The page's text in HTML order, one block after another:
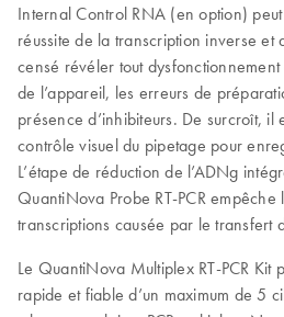
Internal Control RNA (en option)
réussite de la transcription inverse et
censé révéler tout
de l’appareil, les erreurs de
présence d’inhibiteurs. De surcroît, il
contrôle visuel du pipetage pour
L’étape de réduction de l’ADNg
QuantiNova Probe RT-PCR empêche
transcriptions causée par le transfert
Le QuantiNova Multiplex RT-PCR Kit
rapide et fiable d’un maximum de 5